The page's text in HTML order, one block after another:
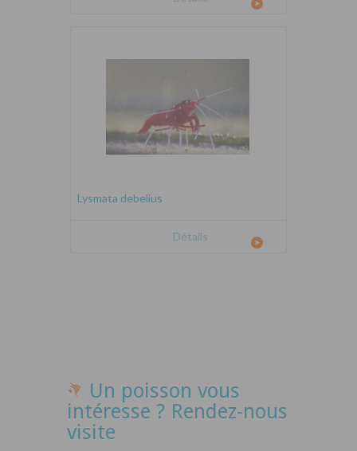
Lysmata debelius
Détails
Un poisson vous
intéresse ? Rendez-nous
visite